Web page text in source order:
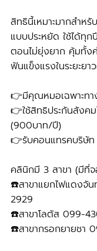
สิทธินี้เหมาะมากสำห
แบบประหยัด ใช้ได้ทุ
ตอนไม่ยุ่งยาก คุ้มทั้งค่
ฟันแข็งแรงในระยะยา
👉มีคุณหมอเฉพาะทา
👉ใช้สิทธิประกันสังค
(900บาท/ปี)
👉รับคอนแทรคบริษัท
คลินิกมี 3 สาขา (มีที่
☎️สาขาแยกไฟแดงจั
2929
☎️สาขาโลตัส 099-
☎️สาขากรอกยายชา